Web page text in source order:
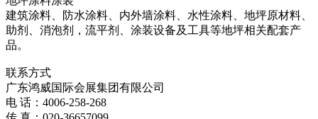
建筑涂料、防水涂料、内外墙涂料、水性涂料、地坪原材料、
助剂、消泡剂，流平剂、涂装设备及工具等地坪相关配套产
品。
联系方式
广东鸿威国际会展集团有限公司
电 话：4006-258-268